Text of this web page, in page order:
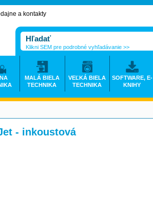
- inkoustová
a kontakty
Klikni SEM pre podrobné vyhľadávanie >>
MALÁ BIELA
TECHNIKA
VEĽKÁ BIELA
TECHNIKA
SOFTWARE, E-
KNIHY